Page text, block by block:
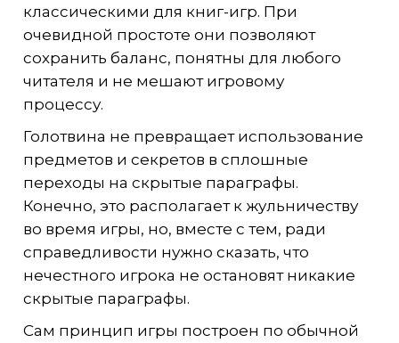
классическими для книг-игр. При
очевидной простоте они позволяют
сохранить баланс, понятны для любого
читателя и не мешают игровому
процессу.
Голотвина не превращает использование
предметов и секретов в сплошные
переходы на скрытые параграфы.
Конечно, это располагает к жульничеству
во время игры, но, вместе с тем, ради
справедливости нужно сказать, что
нечестного игрока не остановят никакие
скрытые параграфы.
Сам принцип игры построен по обычной